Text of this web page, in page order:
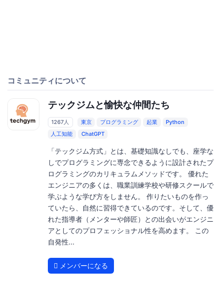
コミュニティについて
テックジムと愉快な仲間たち
1267人 東京 プログラミング 起業
Python
人工知能
ChatGPT
「テックジム方式」とは、基礎知識なしでも、座学な
しでプログラミングに専念できるように設計されたプ
ログラミングのカリキュラムメソッドです。 優れた
エンジニアの多くは、職業訓練学校や研修スクールで
学ぶような学び方をしません。 作りたいものを作っ
ていたら、自然に習得できているのです。そして、優
れた指導者（メンターや師匠）との出会いがエンジニ
アとしてのプロフェッショナル性を高めます。 この
自発性...
メンバーになる